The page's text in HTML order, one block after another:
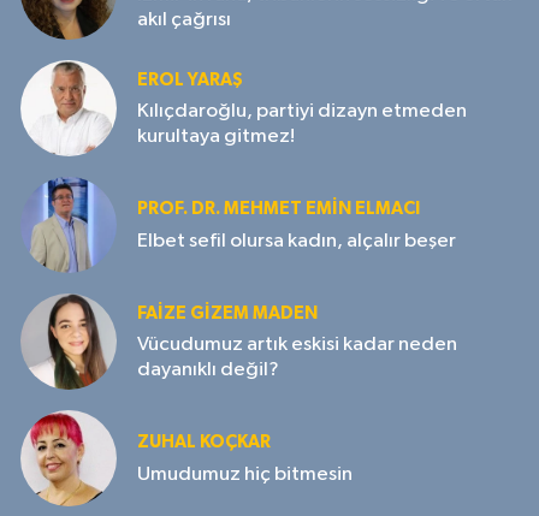
akıl çağrısı
EROL YARAŞ
Kılıçdaroğlu, partiyi dizayn etmeden
kurultaya gitmez!
PROF. DR. MEHMET EMIN ELMACI
Elbet sefil olursa kadın, alçalır beşer
FAIZE GIZEM MADEN
Vücudumuz artık eskisi kadar neden
dayanıklı değil?
ZUHAL KOÇKAR
Umudumuz hiç bitmesin